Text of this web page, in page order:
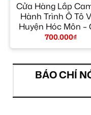
Cửa Hàng Lắp
Hành Trình Ô Tô
Huyện Hóc Môn –
Tốt TPHCM
700.000₫
BÁO CHÍ